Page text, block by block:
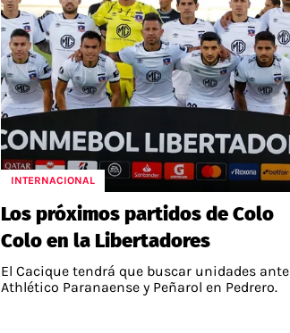
INTERNACIONAL
Los próximos partidos de Colo
Colo en la Libertadores
El Cacique tendrá que buscar unidades ante
Athlético Paranaense y Peñarol en Pedrero.